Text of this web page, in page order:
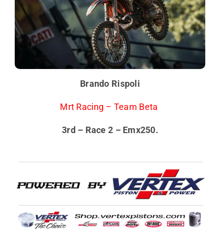
Brando Rispoli
Mrt Racing – Team Beta
3rd – Race 2 – Emx250.